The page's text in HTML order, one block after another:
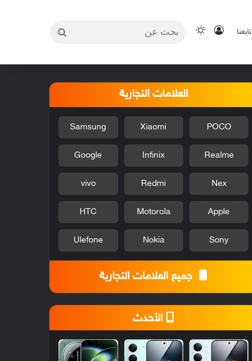
تابعنا تسجيل الدخول
الوضع المظلم
العلامات التجارية
POCO
Xiaomi
Samsung
Realme
Infinix
Google
Nex
Redmi
vivo
Apple
Motorola
HTC
Sony
Nokia
Ulefone
جميع العلامات التجارية
الأحدث